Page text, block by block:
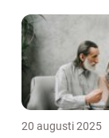
20 augusti 2025